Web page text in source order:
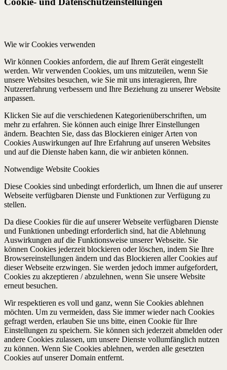
Wie wir Cookies verwenden
Wir können Cookies anfordern, die auf Ihrem Gerät eingestellt
werden. Wir verwenden Cookies, um uns mitzuteilen, wenn Sie
unsere Websites besuchen, wie Sie mit uns interagieren, Ihre
Nutzererfahrung verbessern und Ihre Beziehung zu unserer Website
anpassen.
Klicken Sie auf die verschiedenen Kategorienüberschriften, um
mehr zu erfahren. Sie können auch einige Ihrer Einstellungen
ändern. Beachten Sie, dass das Blockieren einiger Arten von
Cookies Auswirkungen auf Ihre Erfahrung auf unseren Websites
und auf die Dienste haben kann, die wir anbieten können.
Notwendige Website Cookies
Diese Cookies sind unbedingt erforderlich, um Ihnen die auf unserer
Webseite verfügbaren Dienste und Funktionen zur Verfügung zu
stellen.
Da diese Cookies für die auf unserer Webseite verfügbaren Dienste
und Funktionen unbedingt erforderlich sind, hat die Ablehnung
Auswirkungen auf die Funktionsweise unserer Webseite. Sie
können Cookies jederzeit blockieren oder löschen, indem Sie Ihre
Browsereinstellungen ändern und das Blockieren aller Cookies auf
dieser Webseite erzwingen. Sie werden jedoch immer aufgefordert,
Cookies zu akzeptieren / abzulehnen, wenn Sie unsere Website
erneut besuchen.
Wir respektieren es voll und ganz, wenn Sie Cookies ablehnen
möchten. Um zu vermeiden, dass Sie immer wieder nach Cookies
gefragt werden, erlauben Sie uns bitte, einen Cookie für Ihre
Einstellungen zu speichern. Sie können sich jederzeit abmelden oder
andere Cookies zulassen, um unsere Dienste vollumfänglich nutzen
zu können. Wenn Sie Cookies ablehnen, werden alle gesetzten
Cookies auf unserer Domain entfernt.